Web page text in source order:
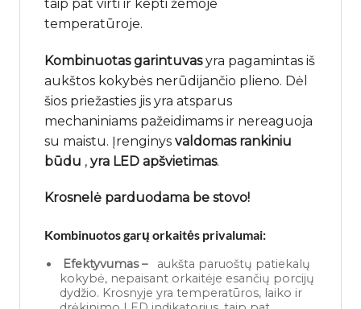
taip pat virti ir kepti žemoje
temperatūroje.
Kombinuotas garintuvasyra pagamintas iš
aukštos kokybės nerūdijančio plieno. Dėl
šios priežasties jis yra atsparus
mechaniniams pažeidimams ir nereaguoja
su maistu. Įrenginys valdomas rankiniu
būdu , yra LED apšvietimas.
Krosnelė parduodama be stovo!
Kombinuotos garų orkaitės privalumai:
Efektyvumas –aukšta paruoštų patiekalų
kokybė, nepaisant orkaitėje esančių porcijų
dydžio. Krosnyje yra temperatūros, laiko ir